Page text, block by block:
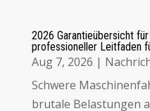
2026 Garantieübersicht
professioneller Leitfaden
Aug 7, 2026 |
Schwere
brutale Belastungen